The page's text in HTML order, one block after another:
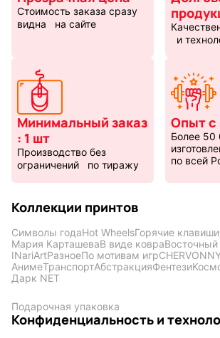
Стоимость заказа сразу
видна на сайте
и
Минимальный заказ
: 1 шт
Производство без
ограничений по тиражу
Опыт с
Более 50
по всей
Коллекции принтов
Символы годаHot WheelsГорячие клавиши
Мария КарташеваВ виде ковраВосточный
INariArtРазноеПо мотивам игр
АнимеТранспортАбстракцияФентези
Дарк NET
Подарочная упаковка
Конфиденциальность и